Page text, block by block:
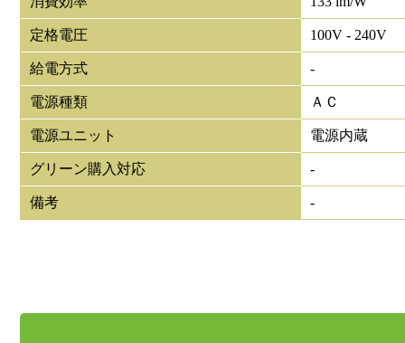
定格電圧 100V - 240V
給電方式 -
電源種類 ＡＣ
電源ユニット 電源内蔵
グリーン購入対応 -
備考 -